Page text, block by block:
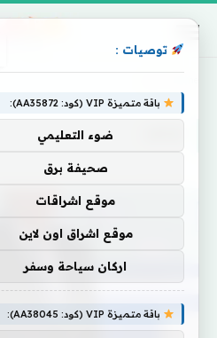
توصيات :
باقة متميزة VIP (كود: AA35872):
ضوء التعليمي
صحيفة برق
موقع اشراقات
موقع اشراق اون لاين
اركان سياحة وسفر
باقة متميزة VIP (كود: AA38045):